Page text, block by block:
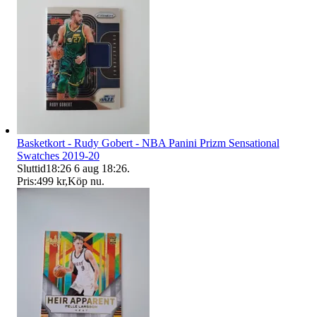
Basketkort - Rudy Gobert - NBA Panini Prizm Sensational
Swatches 2019-20
Sluttid18:26 6 aug 18:26.
Pris:499 kr,Köp nu.